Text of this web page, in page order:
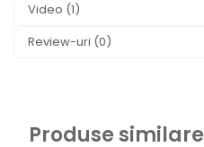
Video (1)
Review-uri (0)
Produse similare